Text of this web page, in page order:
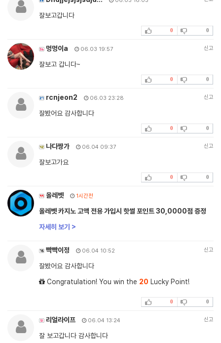
잘보고갑니다
0 0
멍멍이a 06.03 19:57 신고
잘보고 갑니다~
0 0
rcnjeon2 06.03 23:28 신고
잘봤어요 감사합니다
0 0
나다짱가 06.04 09:37 신고
잘보고가요
0 0
올레벳 1시간전
올레벳 카지노 고액 전용 가입시 핫썰 포인트 30,0000점 증정
자세히 보기 >
빡빡이정 06.04 10:52 신고
잘봤어요 감사합니다
Congratulation! You win the 20 Lucky Point!
0 0
리얼라이프 06.04 13:24 신고
잘 보고갑니다 감사합니다